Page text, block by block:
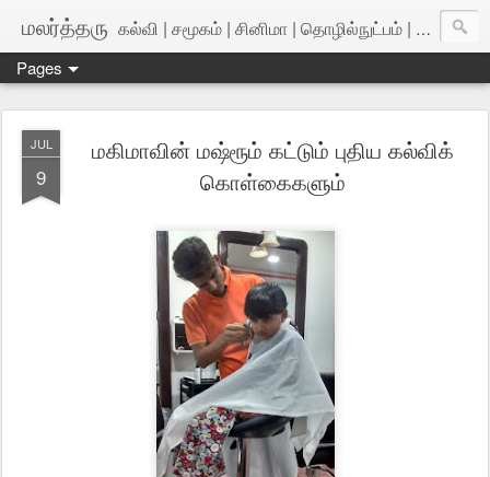
மலர்த்தரு கல்வி | சமூகம் | சினிமா | தொழில்நுட்பம் | அறிவியல்
Pages
JUL
9
மகிமாவின் மஷ்ரூம் கட்டும் புதிய கல்விக்
கொள்கைகளும்